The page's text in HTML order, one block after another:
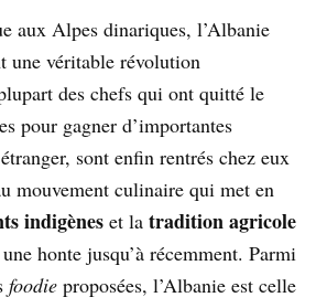
aux Alpes dinariques, l’Albanie
une véritable révolution
des chefs qui ont quitté le
pour gagner d’importantes
sont enfin rentrés chez eux
mouvement culinaire qui met en
indigènes et la tradition agricole
honte jusqu’à récemment. Parmi
foodie proposées, l’Albanie est celle